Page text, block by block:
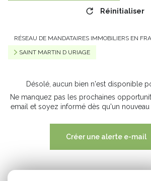
Réinitialiser
RÉSEAU DE MANDATAIRES IMMOBILIERS EN
SAINT MARTIN D URIAGE
Désolé, aucun bien n'est disponible
Ne manquez pas les prochaines
email et soyez informé dès qu'un
Créer une alerte e-mail